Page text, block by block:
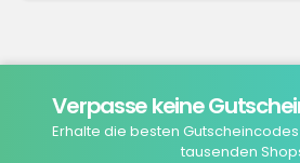
Verpasse keine
Erhalte die besten
tausenden